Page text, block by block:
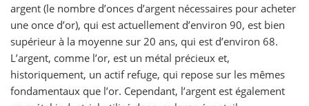
argent (le nombre d’onces d’argent nécessaires pour acheter
une once d’or), qui est actuellement d’environ 90, est bien
supérieur à la moyenne sur 20 ans, qui est d’environ 68.
L’argent, comme l’or, est un métal précieux et,
historiquement, un actif refuge, qui repose sur les mêmes
fondamentaux que l’or. Cependant, l’argent est également